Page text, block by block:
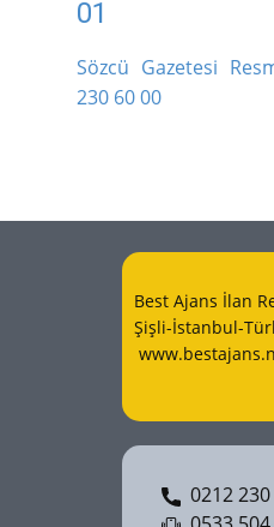
01
Sözcü Gazetesi
230 60 00
Best Ajans İlan
Şişli-İstanbul-
0212 230